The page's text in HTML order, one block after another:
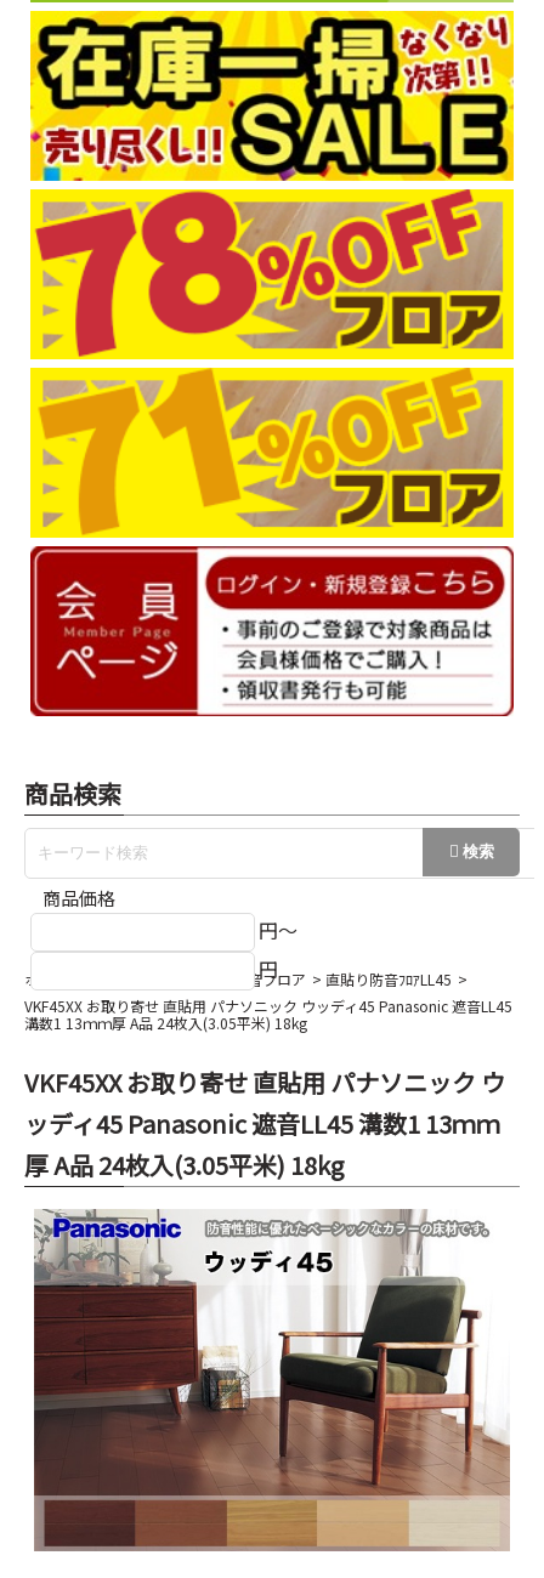
商品検索
商品価格
円～
円
ホーム マンション用直貼り・防音フロア
直貼り防音ﾌﾛｱLL45
VKF45XX お取り寄せ 直貼用 パナソニック ウッディ45 Panasonic 遮音LL45
溝数1 13ｍｍ厚 A品 24枚入(3.05平米) 18kg
VKF45XX お取り寄せ 直貼用 パナソニック ウ
ッディ45 Panasonic 遮音LL45 溝数1 13ｍｍ
厚 A品 24枚入(3.05平米) 18kg